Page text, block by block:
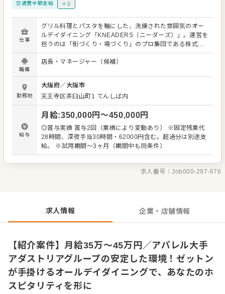
交通費全額支給
＋2
仕事
グリル料理とパスタを軸にした、洗練された雰囲気のオー
ルデイダイニング「KNEADERS（ニーダーズ）」。運営を
担うのは「街づくり・場づくり」のプロ集団である株式会
社ゼットンです。私たちは、最高級のパーソナルサービス
を通じて、お客様へ心あたたまる幸福感を提供することを
拡大を見据え、全国規模で店長候補を募集いたします。 ◆
お任せする業務 サービス業務全般および店舗運営 各店舗の
客層やコンセプトに合わせた接客の提案 企画開発やマネジ
メント業務 店舗ごとにコンセプトが異なるため、マニュア
ル一辺倒ではない、その場に最適なホスピタリティの発揮
が求められます。お客様のニーズを察知し、理想のお店を
追求できる環境です。 また、ファッション大手アンドエス
ティホールディングス（アダストリアグループ）の一員と
す。腰を据えて「食」をベースにした新しい価値を創りあ
職種
店長・マネージャー（候補）
勤務地
大阪府／ 大阪市
天王寺区茶臼山町1 てんしば内
給与
月給:350,000円〜450,000円
◎賞与実績 賞与2回（業績により変動あり） ※固定残業代
28時間、深夜手当30時間・62000円含む。超過分は別途支
給。 ※試用期間～3ヶ月（期間中も同条件）
求人番号：Job000-297-676
求人情報 企業・店舗情報
【紹介案件】月給35万～45万円／アパレル大手
アダストリアグループの安定した環境！ゼットン
が手掛けるオールデイダイニングで、あなたのホ
スピタリティを形に